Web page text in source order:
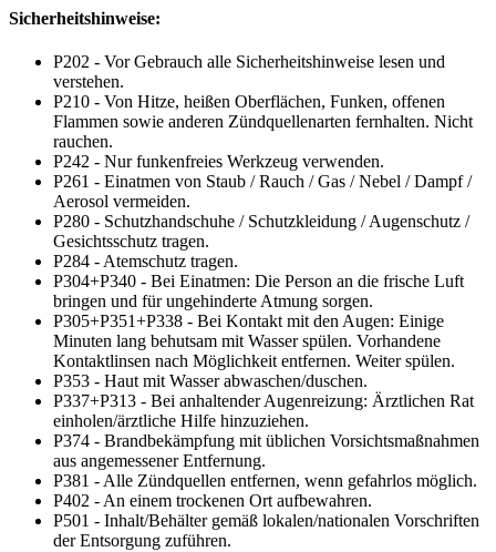
Sicherheitshinweise:
P202 - Vor Gebrauch alle Sicherheitshinweise lesen und
verstehen.
P210 - Von Hitze, heißen Oberflächen, Funken, offenen
Flammen sowie anderen Zündquellenarten fernhalten. Nicht
rauchen.
P242 - Nur funkenfreies Werkzeug verwenden.
P261 - Einatmen von Staub / Rauch / Gas / Nebel / Dampf /
Aerosol vermeiden.
P280 - Schutzhandschuhe / Schutzkleidung / Augenschutz /
Gesichtsschutz tragen.
P284 - Atemschutz tragen.
P304+P340 - Bei Einatmen: Die Person an die frische Luft
bringen und für ungehinderte Atmung sorgen.
P305+P351+P338 - Bei Kontakt mit den Augen: Einige
Minuten lang behutsam mit Wasser spülen. Vorhandene
Kontaktlinsen nach Möglichkeit entfernen. Weiter spülen.
P353 - Haut mit Wasser abwaschen/duschen.
P337+P313 - Bei anhaltender Augenreizung: Ärztlichen Rat
einholen/ärztliche Hilfe hinzuziehen.
P374 - Brandbekämpfung mit üblichen Vorsichtsmaßnahmen
aus angemessener Entfernung.
P381 - Alle Zündquellen entfernen, wenn gefahrlos möglich.
P402 - An einem trockenen Ort aufbewahren.
P501 - Inhalt/Behälter gemäß lokalen/nationalen Vorschriften
der Entsorgung zuführen.